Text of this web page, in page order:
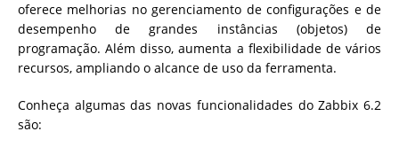
oferece melhorias no gerenciamento de configurações e de
desempenho de grandes instâncias (objetos) de
programação. Além disso, aumenta a flexibilidade de vários
recursos, ampliando o alcance de uso da ferramenta.
Conheça algumas das novas funcionalidades do Zabbix 6.2
são: